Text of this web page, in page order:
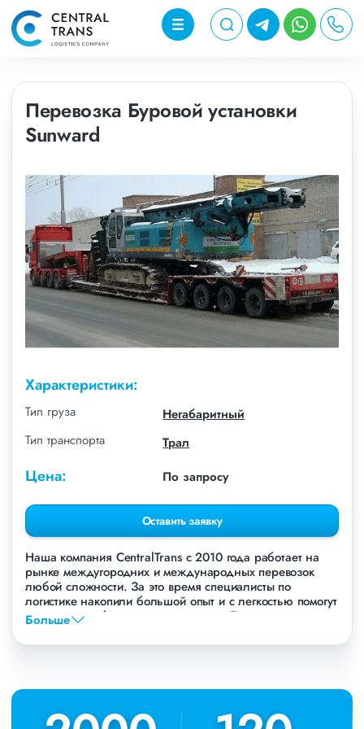
Перевозка Буровой установки
Sunward
Характеристики:
Тип груза
Негабаритный
Тип транспорта
Трал
Цена: По запросу
Оставить заявку
Наша компания СentralTrans с 2010 года работает на
рынке междугородних и международных перевозок
любой сложности. За это время специалисты по
логистике накопили большой опыт и с легкостью помогут
перевезти любые грузы, в том числе Буровую установку
Sunward.
стран СНГ. Мы уже перевезли более 756 000 тонн
Пиастрелла, Свел, Кровтрейд и многих других. Чтобы
Больше